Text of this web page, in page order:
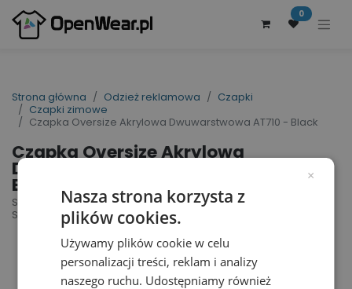
0
Strona główna Odzież reklamowa
Czapki
Czapki zimowe
Czapka Oversize Akrylowa Dwuwarstwowa AT710 - Black
Czapka Oversize Akrylowa
Dwuwarstwowa AT710 -
Black
Snobby Hat | nr art.: AT710 | nr art. producenta:
SNOB
×
Nasza strona korzysta z
plików cookies.
Używamy plików cookie w celu
personalizacji treści, reklam i analizy
naszego ruchu. Udostępniamy również